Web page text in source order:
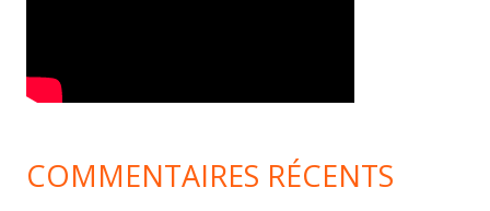
COMMENTAIRES RÉCENTS